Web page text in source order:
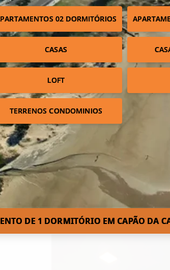
02 DORMITÓRIOS
CASAS
LOFT
TERRENOS CONDOMINIOS
DE 1 DORMITÓRIO EM CAPÃO DA